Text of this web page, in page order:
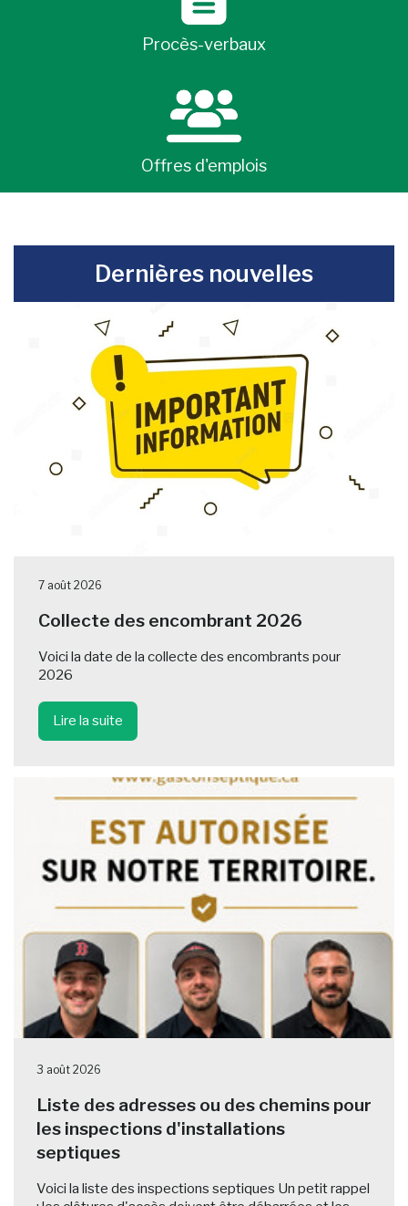
Procès-verbaux
Offres d'emplois
Dernières nouvelles
7 août 2026
Collecte des encombrant 2026
Voici la date de la collecte des encombrants pour
2026
Lire la suite
3 août 2026
Liste des adresses ou des chemins pour
les inspections d'installations
septiques
Voici la liste des inspections septiques Un petit rappel